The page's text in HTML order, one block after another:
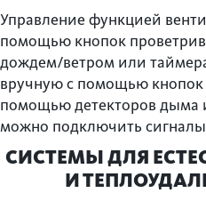
Управление функцией
помощью кнопок
дождем/ветром или
вручную с помощью кнопок
помощью детекторов дыма
можно подключить сигналы
СИСТЕМЫ ДЛЯ
И